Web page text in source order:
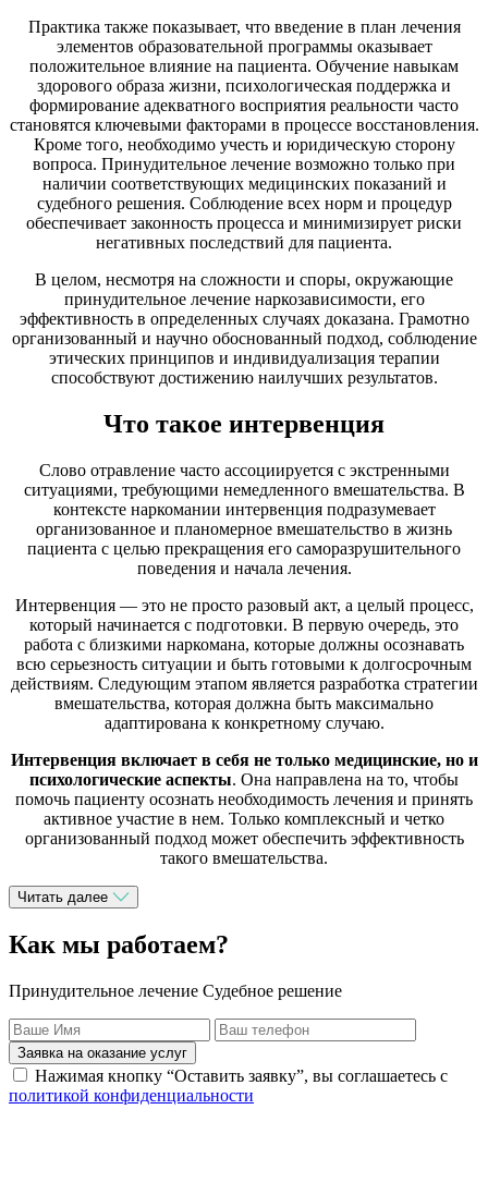
Практика также показывает, что введение в план лечения
элементов образовательной программы оказывает
положительное влияние на пациента. Обучение навыкам
здорового образа жизни, психологическая поддержка и
формирование адекватного восприятия реальности часто
становятся ключевыми факторами в процессе восстановления.
Кроме того, необходимо учесть и юридическую сторону
вопроса. Принудительное лечение возможно только при
наличии соответствующих медицинских показаний и
судебного решения. Соблюдение всех норм и процедур
обеспечивает законность процесса и минимизирует риски
негативных последствий для пациента.
В целом, несмотря на сложности и споры, окружающие
принудительное лечение наркозависимости, его
эффективность в определенных случаях доказана. Грамотно
организованный и научно обоснованный подход, соблюдение
этических принципов и индивидуализация терапии
способствуют достижению наилучших результатов.
Что такое интервенция
Слово отравление часто ассоциируется с экстренными
ситуациями, требующими немедленного вмешательства. В
контексте наркомании интервенция подразумевает
организованное и планомерное вмешательство в жизнь
пациента с целью прекращения его саморазрушительного
поведения и начала лечения.
Интервенция — это не просто разовый акт, а целый процесс,
который начинается с подготовки. В первую очередь, это
работа с близкими наркомана, которые должны осознавать
всю серьезность ситуации и быть готовыми к долгосрочным
действиям. Следующим этапом является разработка стратегии
вмешательства, которая должна быть максимально
адаптирована к конкретному случаю.
Интервенция включает в себя не только медицинские, но и
психологические аспекты. Она направлена на то, чтобы
помочь пациенту осознать необходимость лечения и принять
активное участие в нем. Только комплексный и четко
организованный подход может обеспечить эффективность
такого вмешательства.
Читать далее
Как мы работаем?
Принудительное лечение Судебное решение
Заявка на оказание услуг
Нажимая кнопку “Оставить заявку”, вы соглашаетесь с
политикой конфиденциальности